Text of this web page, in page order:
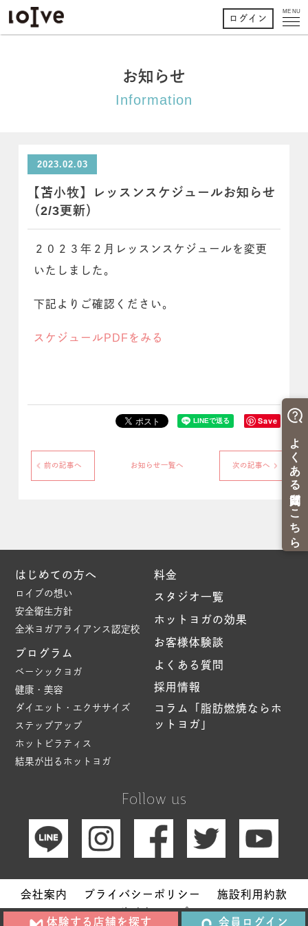
MENU
ログイン
お知らせ
Information
2023.02.03
【苫小牧】レッスンスケジュールお知らせ
（2/3更新）
２０２３年２月レッスンスケジュールを変更
いたしました。
下記よりご確認ください。
スケジュールPDFをみる
Save
前の記事へ お知らせ一覧へ 次の記事へ
Follow us
はじめての方へ
ロイブの想い
安全衛生方針
全米ヨガアライアンス認定校
プログラム
ベーシックヨガ
健康・美容
ダイエット・エクササイズ
ステップアップ
ホットピラティス
結果が出るホットヨガ
料金
スタジオ一覧
ホットヨガの効果
お客様体験談
よくある質問
採用情報
コラム「脂肪燃焼ならホ
ットヨガ」
会社案内 プライバシーポリシー
施設利用約款
サイトマップ
体験する店舗を探す 会員ログイン